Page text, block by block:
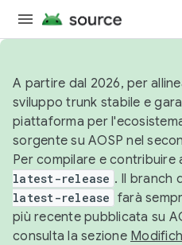
A partire dal 2026, per
sviluppo trunk stabile e
piattaforma per
sorgente su AOSP nel
Per compilare e contribuire
latest-release . Il branch
latest-release farà
più recente pubblicata su
consulta la sezione